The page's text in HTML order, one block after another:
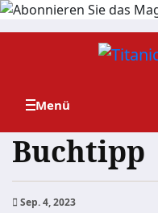
Zum
Buchtipp
Sep. 4, 2023